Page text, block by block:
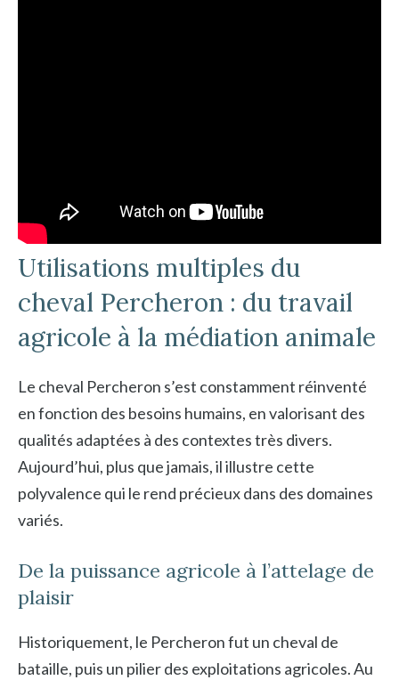
Utilisations multiples du
cheval Percheron : du travail
agricole à la médiation animale
Le cheval Percheron s’est constamment réinventé
en fonction des besoins humains, en valorisant des
qualités adaptées à des contextes très divers.
Aujourd’hui, plus que jamais, il illustre cette
polyvalence qui le rend précieux dans des domaines
variés.
De la puissance agricole à l’attelage de
plaisir
Historiquement, le Percheron fut un cheval de
bataille, puis un pilier des exploitations agricoles. Au